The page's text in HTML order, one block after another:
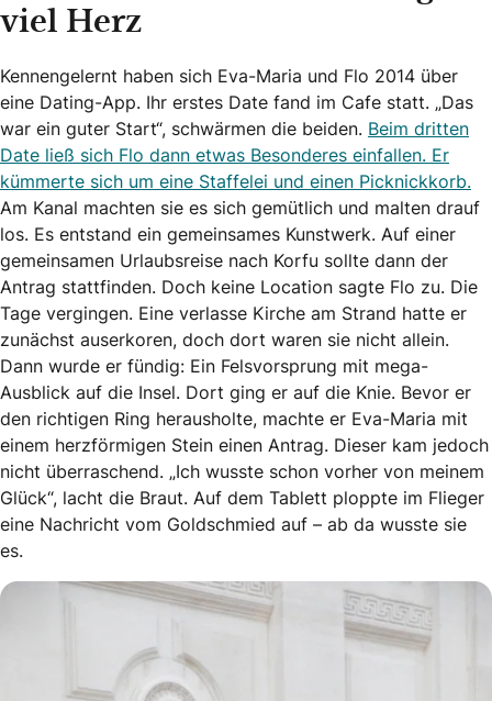
viel Herz
Kennengelernt haben sich Eva-Maria und Flo 2014 über
eine Dating-App. Ihr erstes Date fand im Cafe statt. „Das
war ein guter Start“, schwärmen die beiden. Beim dritten
Date ließ sich Flo dann etwas Besonderes einfallen. Er
kümmerte sich um eine Staffelei und einen Picknickkorb.
Am Kanal machten sie es sich gemütlich und malten drauf
los. Es entstand ein gemeinsames Kunstwerk. Auf einer
gemeinsamen Urlaubsreise nach Korfu sollte dann der
Antrag stattfinden. Doch keine Location sagte Flo zu. Die
Tage vergingen. Eine verlasse Kirche am Strand hatte er
zunächst auserkoren, doch dort waren sie nicht allein.
Dann wurde er fündig: Ein Felsvorsprung mit mega-
Ausblick auf die Insel. Dort ging er auf die Knie. Bevor er
den richtigen Ring herausholte, machte er Eva-Maria mit
einem herzförmigen Stein einen Antrag. Dieser kam jedoch
nicht überraschend. „Ich wusste schon vorher von meinem
Glück“, lacht die Braut. Auf dem Tablett ploppte im Flieger
eine Nachricht vom Goldschmied auf – ab da wusste sie
es.